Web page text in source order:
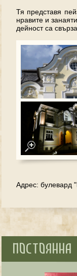
Тя представя
нравите и
дейност са
Адрес: булевард
Постоянна